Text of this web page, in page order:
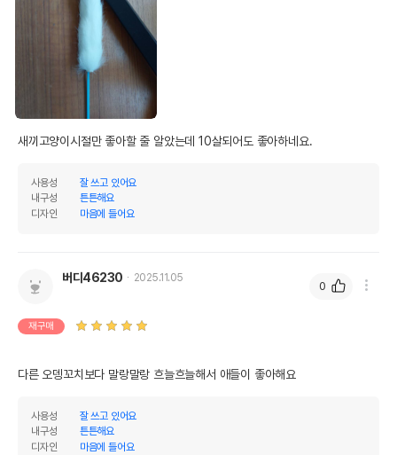
제조국 또는 원산지
제조자,수입품의 경우
수입자를 함께 표기
AS책임자와 전화번호
유통기한
새끼고양이시절만 좋아할 줄 알았는데 10살되어도 좋아하네요.
사용성
잘 쓰고 있어요
내구성
튼튼해요
디자인
마음에 들어요
버디46230 2025.11.05
재구매
다른 오뎅꼬치보다 말랑말랑 흐늘흐늘해서 애들이 좋아해요
사용성
잘 쓰고 있어요
내구성
튼튼해요
디자인
마음에 들어요
0